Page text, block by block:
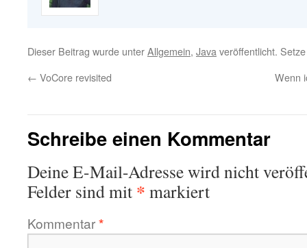
Dieser Beitrag wurde unterAllgemein, Java veröffentlicht.
← VoCore revisited Wenn
Schreibe einen Kommentar
Deine E-Mail-Adresse wird nicht
Felder sind mit * markiert
Kommentar*